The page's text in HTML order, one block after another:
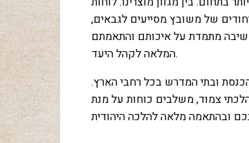
של משובץ מסייעים לגבאים,
מתמדת על איכותם והתאמתם
המלאה לקהל היעד.
בתי הכנסת ובתי המדרש בכל רחבי הארץ.
צמוד, משלבים כוחות על מנת